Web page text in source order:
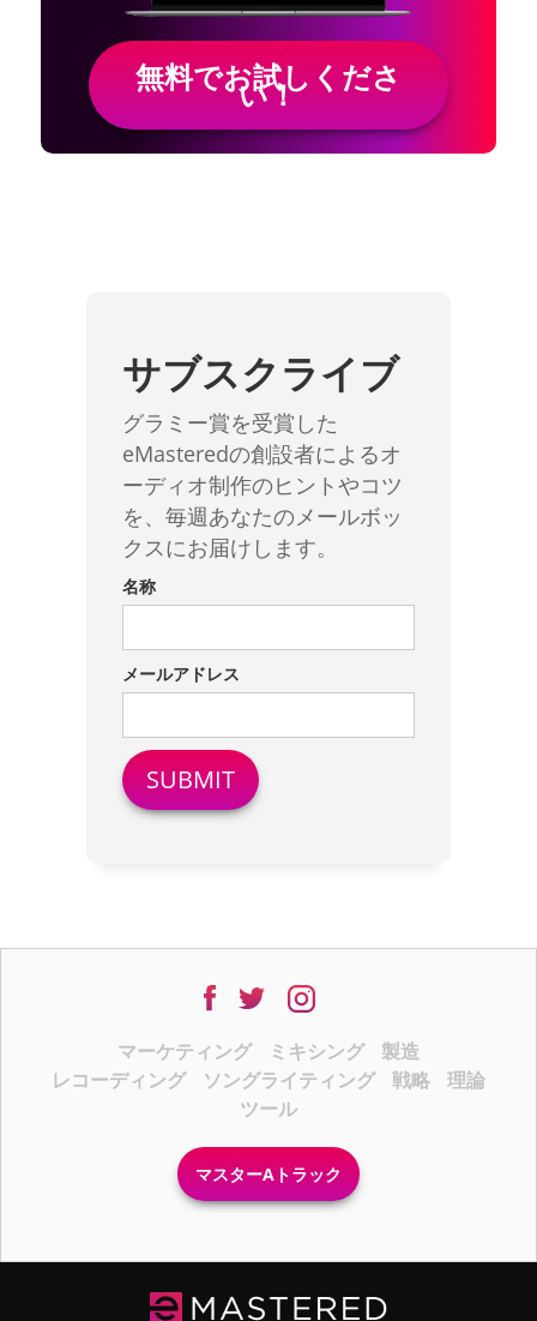
無料でお試しくださ
い！
サブスクライブ
グラミー賞を受賞した
eMasteredの創設者によるオ
ーディオ制作のヒントやコツ
を、毎週あなたのメールボッ
クスにお届けします。
名称
メールアドレス
マーケティング ミキシング
製造
レコーディング
ソングライティング 戦略
理論
ツール
マスターAトラック